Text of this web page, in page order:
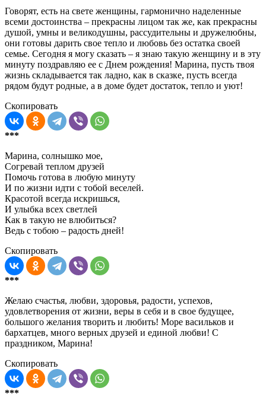
Говорят, есть на свете женщины, гармонично наделенные
всеми достоинства – прекрасны лицом так же, как прекрасны
душой, умны и великодушны, рассудительны и дружелюбны,
они готовы дарить свое тепло и любовь без остатка своей
семье. Сегодня я могу сказать – я знаю такую женщину и в эту
минуту поздравляю ее с Днем рождения! Марина, пусть твоя
жизнь складывается так ладно, как в сказке, пусть всегда
рядом будут родные, а в доме будет достаток, тепло и уют!
Скопировать
***
Марина, солнышко мое,
Согревай теплом друзей
Помочь готова в любую минуту
И по жизни идти с тобой веселей.
Красотой всегда искришься,
И улыбка всех светлей
Как в такую не влюбиться?
Ведь с тобою – радость дней!
Скопировать
***
Желаю счастья, любви, здоровья, радости, успехов,
удовлетворения от жизни, веры в себя и в свое будущее,
большого желания творить и любить! Море васильков и
бархатцев, много верных друзей и единой любви! С
праздником, Марина!
Скопировать
***